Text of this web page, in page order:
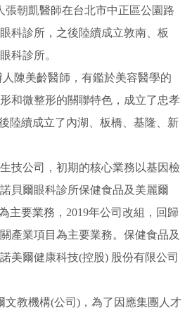
張朝凱醫師在台北市中正區公園路
科診所，之後陸續成立敦南、板
科診所。
人陳美齡醫師，有鑑於美容醫學的
和微整形的關聯特色，成立了忠孝
陸續成立了內湖、板橋、基隆、新
技公司，初期的核心業務以基因檢
貝爾眼科診所保健食品及美麗爾
主要業務，2019年公司改組，回歸
產業項目為主要業務。保健食品及
美爾健康科技(控股) 股份有限公司
文教機構(公司)，為了因應集團人才